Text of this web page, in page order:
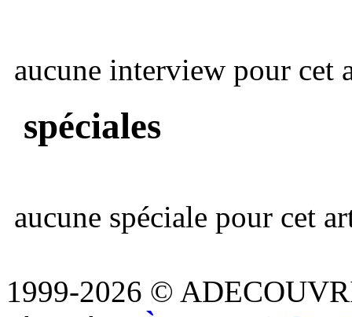
aucune interview pour cet
spéciales
aucune spéciale pour cet
1999-2026 ©